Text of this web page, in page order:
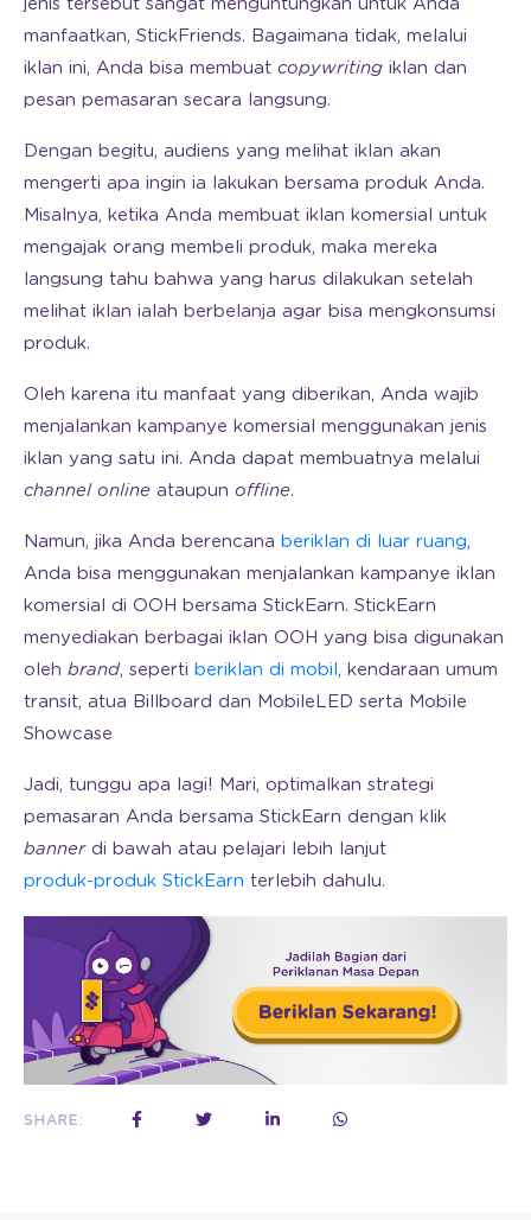
jenis tersebut sangat menguntungkan untuk Anda
manfaatkan, StickFriends. Bagaimana tidak, melalui
iklan ini, Anda bisa membuat copywriting iklan dan
pesan pemasaran secara langsung.
Dengan begitu, audiens yang melihat iklan akan
mengerti apa ingin ia lakukan bersama produk Anda.
Misalnya, ketika Anda membuat iklan komersial untuk
mengajak orang membeli produk, maka mereka
langsung tahu bahwa yang harus dilakukan setelah
melihat iklan ialah berbelanja agar bisa mengkonsumsi
produk.
Oleh karena itu manfaat yang diberikan, Anda wajib
menjalankan kampanye komersial menggunakan jenis
iklan yang satu ini. Anda dapat membuatnya melalui
channel online ataupun offline.
Namun, jika Anda berencana beriklan di luar ruang,
Anda bisa menggunakan menjalankan kampanye iklan
komersial di OOH bersama StickEarn. StickEarn
menyediakan berbagai iklan OOH yang bisa digunakan
oleh brand, seperti beriklan di mobil , kendaraan umum
transit, atua Billboard dan MobileLED serta Mobile
Showcase
Jadi, tunggu apa lagi! Mari, optimalkan strategi
pemasaran Anda bersama StickEarn dengan klik
bannerdi bawah atau pelajari lebih lanjut
produk-produk StickEarn terlebih dahulu.
SHARE: